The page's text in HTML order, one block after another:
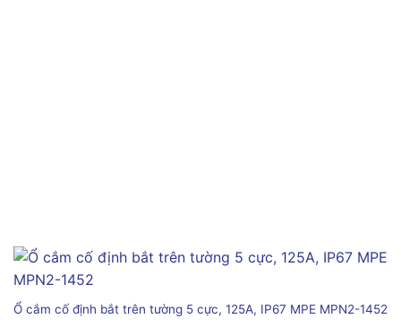
Ổ cắm cố định bắt trên tường 5 cực, 125A, IP67 MPE MPN2-1452